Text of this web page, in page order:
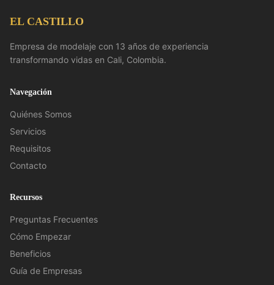
EL CASTILLO
Empresa de modelaje con 13 años de experiencia
transformando vidas en Cali, Colombia.
Navegación
Quiénes Somos
Servicios
Requisitos
Contacto
Recursos
Preguntas Frecuentes
Cómo Empezar
Beneficios
Guía de Empresas